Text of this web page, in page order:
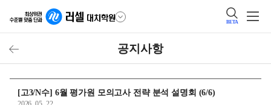
BETA
공지사항
[고3/N수] 6월 평가원 모의고사 전략 분석 설명회 (6/6)